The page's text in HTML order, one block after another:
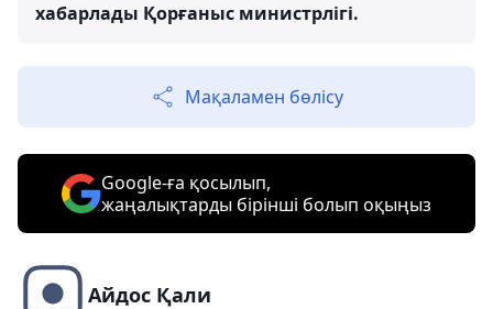
хабарлады Қорғаныс министрлігі.
Мақаламен бөлісу
Google-ға қосылып,
жаңалықтарды бірінші болып оқыңыз
Айдос Қали